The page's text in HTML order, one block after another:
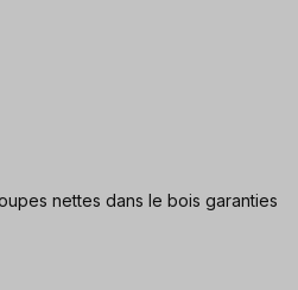
nettes dans le bois garanties